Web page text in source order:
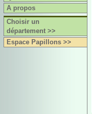
A propos
Choisir un
département >>
Espace Papillons >>